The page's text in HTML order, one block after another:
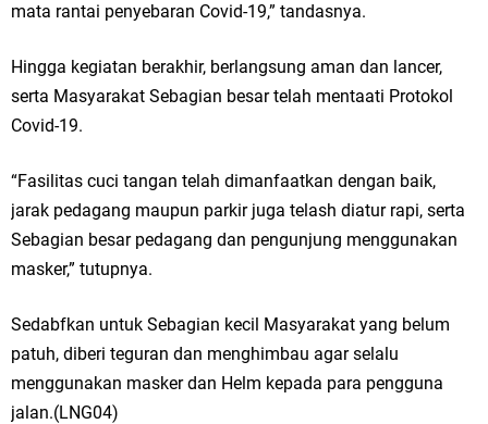
mata rantai penyebaran Covid-19,” tandasnya.
Hingga kegiatan berakhir, berlangsung aman dan lancer,
serta Masyarakat Sebagian besar telah mentaati Protokol
Covid-19.
“Fasilitas cuci tangan telah dimanfaatkan dengan baik,
jarak pedagang maupun parkir juga telash diatur rapi, serta
Sebagian besar pedagang dan pengunjung menggunakan
masker,” tutupnya.
Sedabfkan untuk Sebagian kecil Masyarakat yang belum
patuh, diberi teguran dan menghimbau agar selalu
menggunakan masker dan Helm kepada para pengguna
jalan.(LNG04)